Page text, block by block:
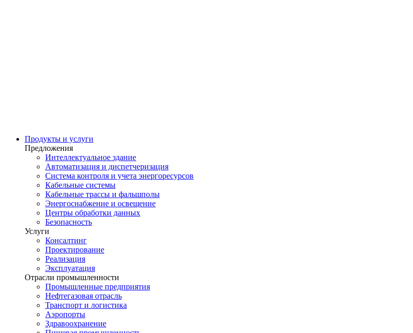
Продукты и услуги
Предложения
Интеллектуальное здание
Автоматизация и диспетчеризация
Система контроля и учета энергоресурсов
Кабельные системы
Кабельные трассы и фальшполы
Энергоснабжение и освещение
Центры обработки данных
Безопасность
Услуги
Консалтинг
Проектирование
Реализация
Эксплуатация
Отрасли промышленности
Промышленные предприятия
Нефтегазовая отрасль
Транспорт и логистика
Аэропорты
Здравоохранение